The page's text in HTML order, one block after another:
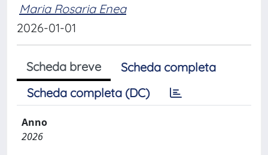
Maria Rosaria Enea
2026-01-01
Scheda breve
Scheda completa
Scheda completa (DC)
Anno
2026